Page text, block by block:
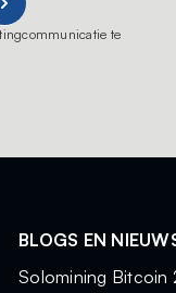
te
BLOGS EN